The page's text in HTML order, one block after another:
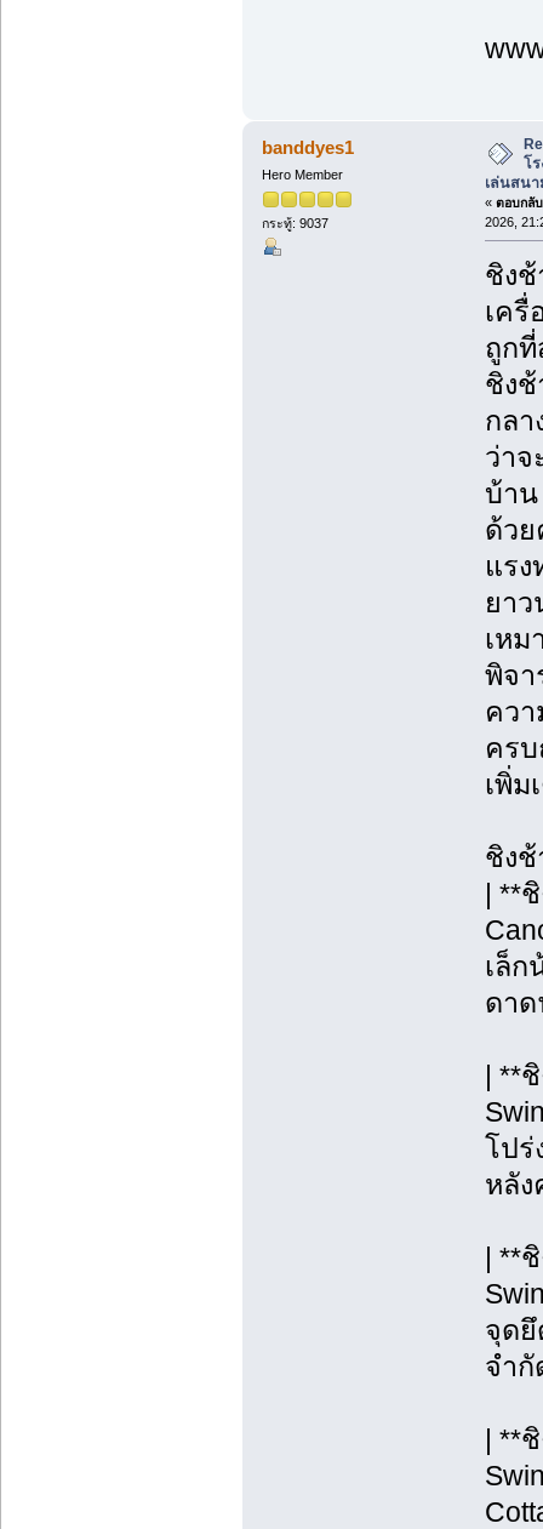
banddyes1
Hero Member
กระทู้: 9037
โ
เล่นสนา
« ตอบกลั
2026,
ชิงช้
เครื่
ถูกที่
ชิงช้
กลา
ว่าจ
บ้าน
ด้วย
แร
ยาว
เหม
พิจา
ควา
คร
เพิ่ม
ชิงช้
| **
เล็ก
ดา
| **
โปร่
หลัง
| **
จุด
จำกั
| **